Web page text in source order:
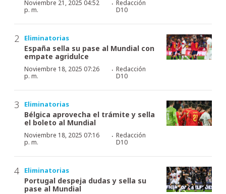
Noviembre 21, 2025 04:52
p. m.
·Redacción
D10
Eliminatorias
España sella su pase al Mundial con
empate agridulce
Noviembre 18, 2025 07:26
p. m.
·Redacción
D10
Eliminatorias
Bélgica aprovecha el trámite y sella
el boleto al Mundial
Noviembre 18, 2025 07:16
p. m.
·Redacción
D10
Eliminatorias
Portugal despeja dudas y sella su
pase al Mundial